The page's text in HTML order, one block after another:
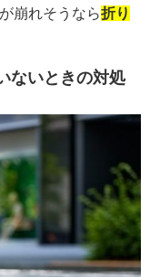
崩れそうなら折り
ないときの対処